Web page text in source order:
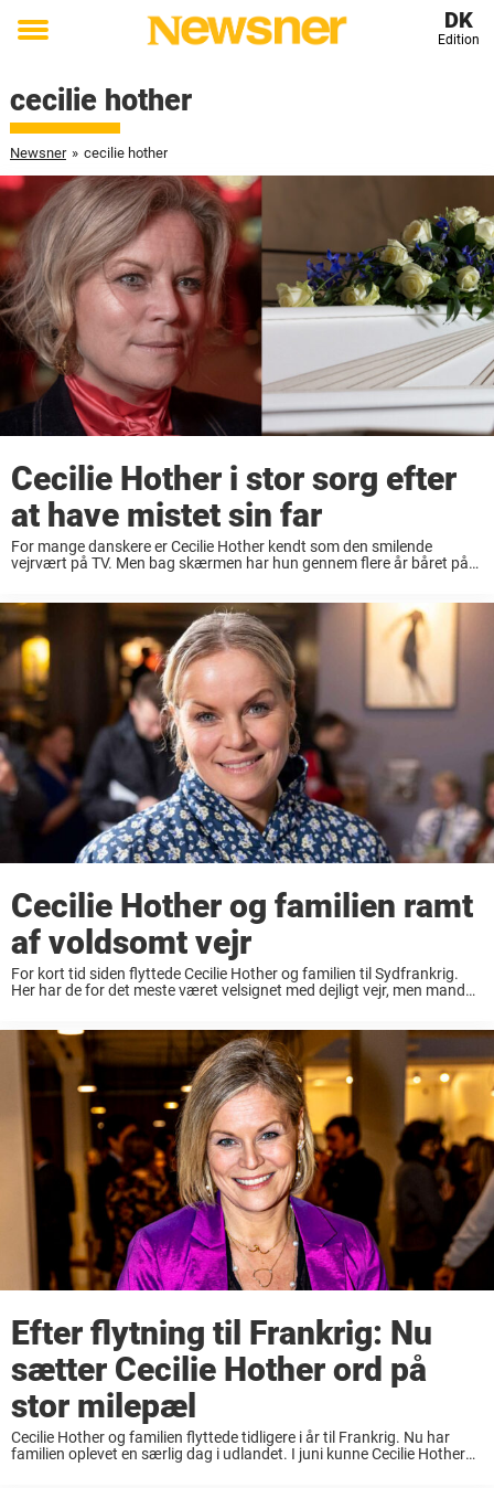
Toggle
DK
Edition
cecilie hother
Newsner » cecilie hother
Cecilie Hother i stor sorg efter
at have mistet sin far
For mange danskere er Cecilie Hother kendt som den smilende
vejrvært på TV. Men bag skærmen har hun gennem flere år båret på
Cecilie Hother og familien ramt
af voldsomt vejr
For kort tid siden flyttede Cecilie Hother og familien til Sydfrankrig.
Her har de for det meste været velsignet med dejligt vejr, men mandag
Efter flytning til Frankrig: Nu
sætter Cecilie Hother ord på
stor milepæl
Cecilie Hother og familien flyttede tidligere i år til Frankrig. Nu har
familien oplevet en særlig dag i udlandet. I juni kunne Cecilie Hother